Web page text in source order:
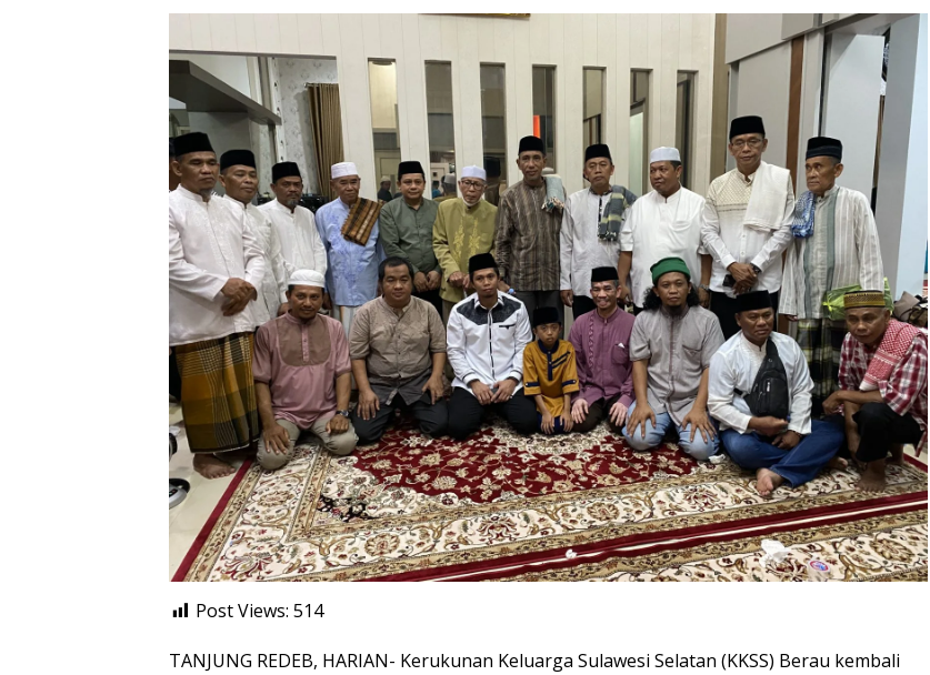
Post Views: 514
TANJUNG REDEB, HARIAN- Kerukunan Keluarga Sulawesi Selatan (KKSS) Berau kembali